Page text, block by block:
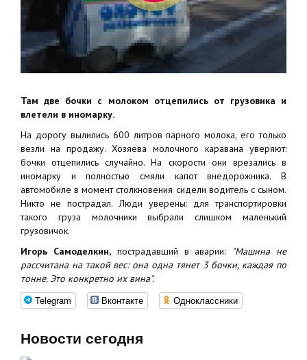
Там две бочки с молоком отцепились от грузовика и
влетели в иномарку.
На дорогу вылились 600 литров парного молока, его только
везли на продажу. Хозяева молочного каравана уверяют:
бочки отцепились случайно. На скорости они врезались в
иномарку и полностью смяли капот внедорожника. В
автомобиле в момент столкновения сидели водитель с сыном.
Никто не пострадал. Люди уверены: для транспортировки
такого груза молочники выбрали слишком маленький
грузовичок.
Игорь Самоделкин,пострадавший в аварии:
"Машина не
рассчитана на такой вес: она одна тянет 3 бочки, каждая по
тонне. Это конкретно их вина".
Telegram Вконтакте Одноклассники
Новости сегодня